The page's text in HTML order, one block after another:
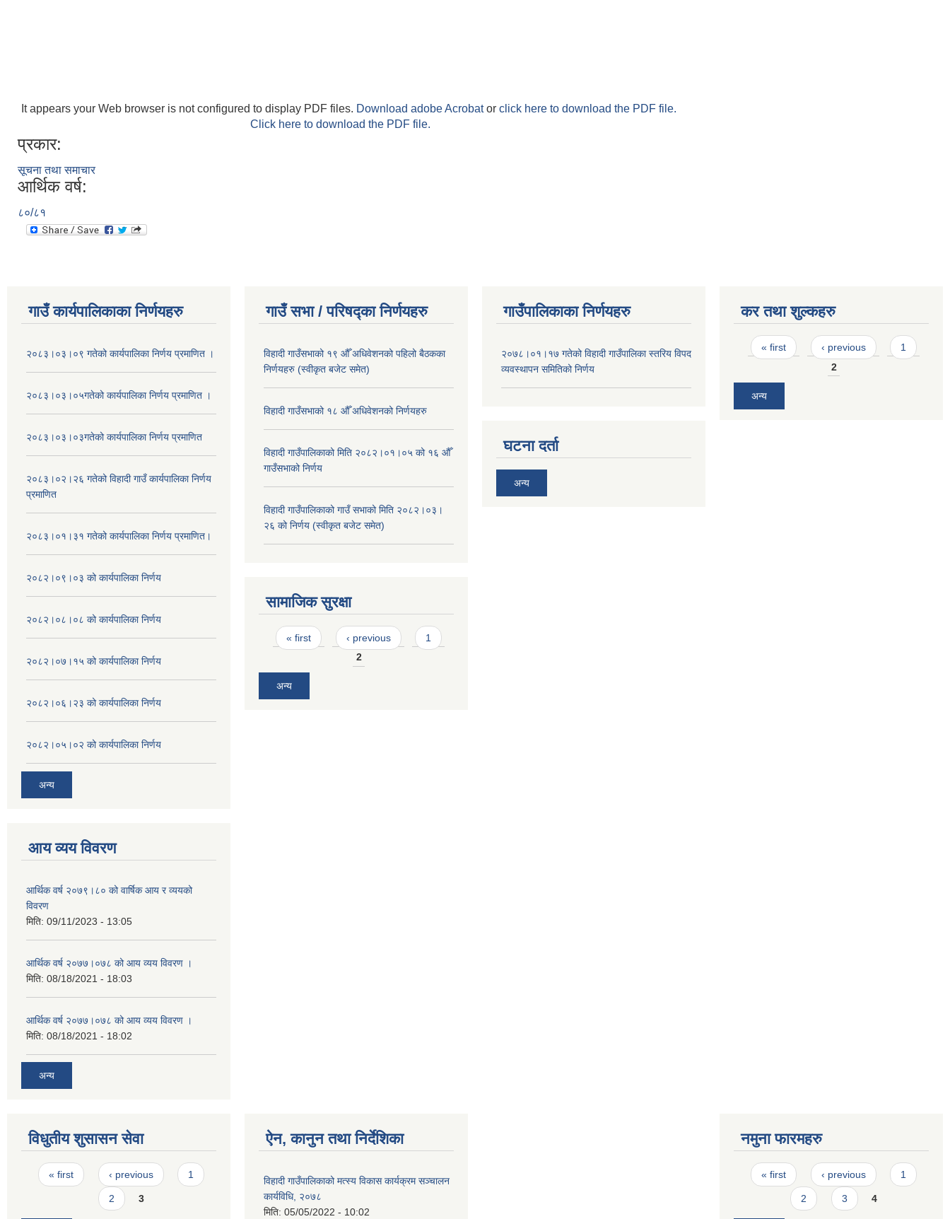
It appears your Web browser is not configured to display PDF files. Download adobe Acrobator click here to download the PDF file.
Click here to download the PDF file.
प्रकार:
सूचना तथा समाचार
आर्थिक वर्ष:
८०/८१
गाउँ कार्यपालिकाका निर्णयहरु
२०८३।०३।०९ गतेको कार्यपालिका निर्णय प्रमाणित ।
२०८३।०३।०५गतेको कार्यपालिका निर्णय प्रमाणित ।
२०८३।०३।०३गतेको कार्यपालिका निर्णय प्रमाणित
२०८३।०२।२६ गतेको विहादी गाउँ कार्यपालिका निर्णय
प्रमाणित
२०८३।०१।३१ गतेको कार्यपालिका निर्णय प्रमाणित।
२०८२।०९।०३ को कार्यपालिका निर्णय
२०८२।०८।०८ को कार्यपालिका निर्णय
२०८२।०७।१५ को कार्यपालिका निर्णय
२०८२।०६।२३ को कार्यपालिका निर्णय
२०८२।०५।०२ को कार्यपालिका निर्णय
अन्य
आय व्यय विवरण
आर्थिक वर्ष २०७९।८० को वार्षिक आय र व्ययको
विवरण
मिति: 09/11/2023 - 13:05
आर्थिक वर्ष २०७७।०७८ को आय व्यय विवरण ।
मिति: 08/18/2021 - 18:03
आर्थिक वर्ष २०७७।०७८ को आय व्यय विवरण ।
मिति: 08/18/2021 - 18:02
अन्य
गाउँ सभा / परिषद्का निर्णयहरु
विहादी गाउँसभाको १९ औँ अधिवेशनको पहिलो बैठकका
निर्णयहरु (स्वीकृत बजेट समेत)
विहादी गाउँसभाको १८ औँ अधिवेशनको निर्णयहरु
विहादी गाउँपालिकाको मिति २०८२।०१।०५ को १६ औँ
गाउँसभाको निर्णय
विहादी गाउँपालिकाको गाउँ सभाको मिति २०८२।०३।
२६ को निर्णय (स्वीकृत बजेट समेत)
सामाजिक सुरक्षा
Pages
« first ‹ previous
1
2
अन्य
गाउँपालिकाका निर्णयहरु
२०७८।०१।१७ गतेको विहादी गाउँपालिका स्तरिय विपद
व्यवस्थापन समितिको निर्णय
घटना दर्ता
अन्य
कर तथा शुल्कहरु
Pages
« first ‹ previous
1
2
अन्य
विधुतीय शुसासन सेवा
Pages
« first ‹ previous 1
2 3
ऐन, कानुन तथा निर्देशिका
विहादी गाउँपालिकाको मत्स्य विकास कार्यक्रम सञ्चालन
कार्यविधि, २०७८
मिति: 05/05/2022 - 10:02
नमुना फारमहरु
Pages
« first ‹ previous 1
2 3 4